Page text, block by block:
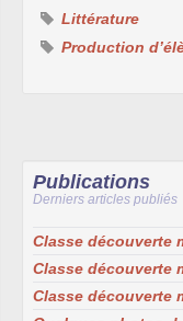
Littérature
Production
Publications
Derniers articles publiés
Classe découverte
Classe découverte
Classe découverte